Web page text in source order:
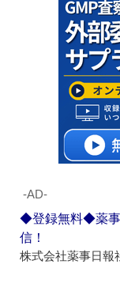
‐AD‐
◆登録無料◆薬
信！
株式会社薬事日報